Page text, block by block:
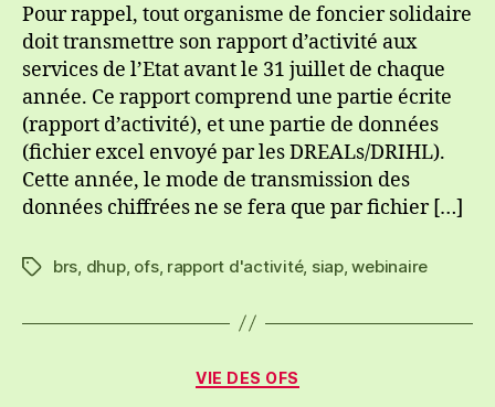
rapport
d’activité
2025
avec
la
DHUP
Pour rappel, tout organisme de foncier solidaire
doit transmettre son rapport d’activité aux
services de l’Etat avant le 31 juillet de chaque
année. Ce rapport comprend une partie écrite
(rapport d’activité), et une partie de données
(fichier excel envoyé par les DREALs/DRIHL).
Cette année, le mode de transmission des
données chiffrées ne se fera que par fichier […]
Étiquettes
brs dhup, ofs, rapport d'activité, siap,webinaire
Catégories
VIE DES OFS